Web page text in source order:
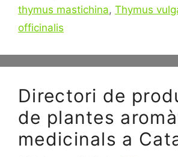
thymus mastichina, Thymus
officinalis
Directori de
de plantes
medicinals a